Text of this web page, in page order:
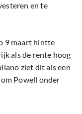
en te
9 maart hintte
als de rente hoog
ziet dit als een
Powell onder